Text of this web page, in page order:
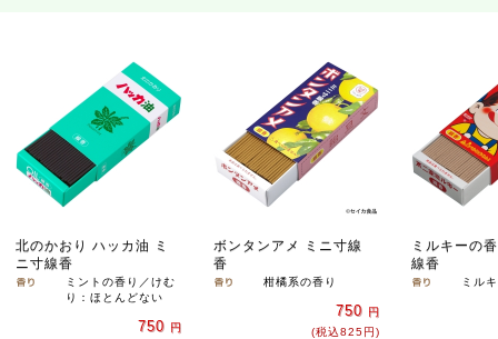
北のかおり ハッカ油 ミ
ニ寸線香
ミントの香り／けむ
り：ほとんどない
750 円
ボンタンアメ ミニ寸線
香
柑橘系の香り
750 円
(税込825円)
ミルキーの
線香
ミル